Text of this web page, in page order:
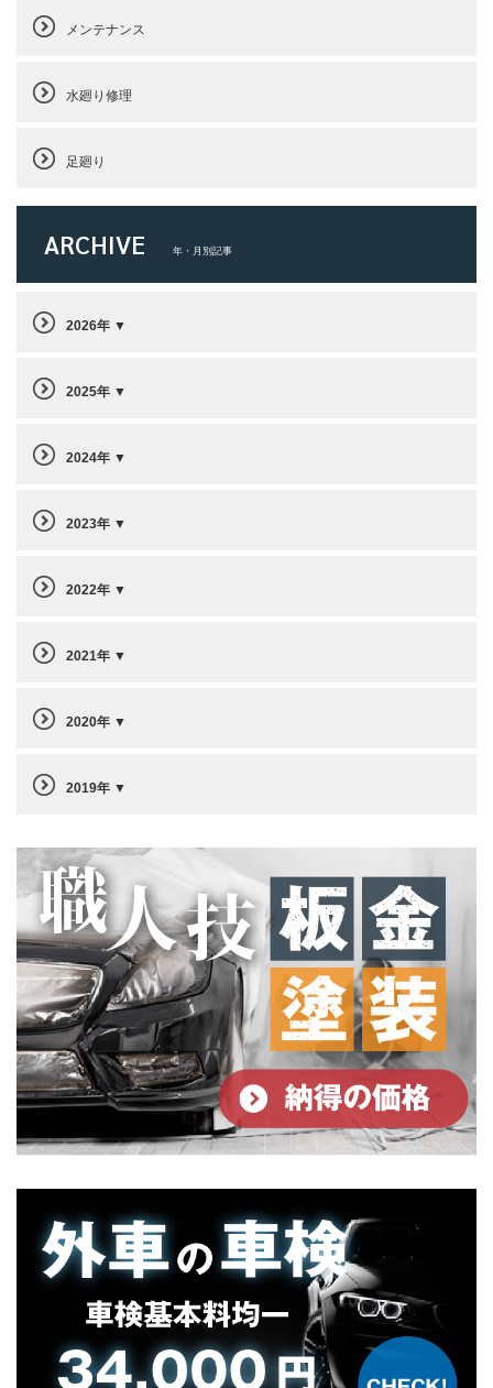
メンテナンス
水廻り修理
足廻り
ARCHIVE 年・月別記事
2026年
2025年
2024年
2023年
2022年
2021年
2020年
2019年